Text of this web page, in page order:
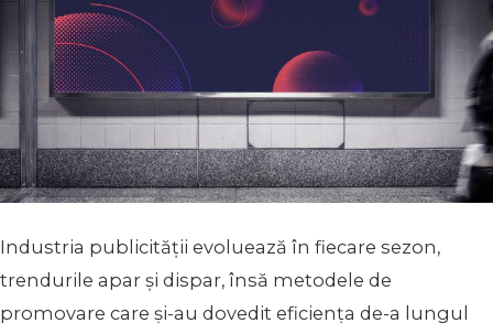
Industria publicității evoluează în fiecare sezon,
trendurile apar și dispar, însă metodele de
promovare care și-au dovedit eficiența de-a lungul